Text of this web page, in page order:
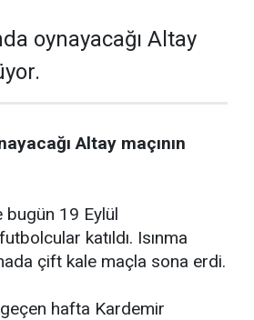
oynayacağı Altay
Altay maçının
19 Eylül
katıldı. Isınma
çift kale maçla sona erdi.
hafta Kardemir